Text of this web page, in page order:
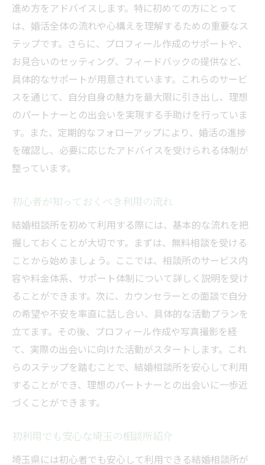
安心のための相談所選びの重要ポイント
初めての相談所利用での安心ポイント
埼玉での安心できる相談所活用法
結婚相談所初心者が埼玉で成功するための鍵
初心者が埼玉で成功するためのポイント
結婚相談所での成功体験談を紹介
成功に導く相談所活用テクニック
埼玉の相談所で学ぶ成功の秘訣
初心者が結果を出すための相談所活用法
進め方をアドバイスします。特に初めての方にとって
は、婚活全体の流れや心構えを理解するための重要なス
テップです。さらに、プロフィール作成のサポートや、
お見合いのセッティング、フィードバックの提供など、
具体的なサポートが用意されています。これらのサービ
スを通じて、自分自身の魅力を最大限に引き出し、理想
のパートナーとの出会いを実現する手助けを行っていま
す。また、定期的なフォローアップにより、婚活の進捗
を確認し、必要に応じたアドバイスを受けられる体制が
整っています。
初心者が知っておくべき利用の流れ
結婚相談所を初めて利用する際には、基本的な流れを把
握しておくことが大切です。まずは、無料相談を受ける
ことから始めましょう。ここでは、相談所のサービス内
容や料金体系、サポート体制について詳しく説明を受け
ることができます。次に、カウンセラーとの面談で自分
の希望や不安を率直に話し合い、具体的な活動プランを
立てます。その後、プロフィール作成や写真撮影を経
て、実際の出会いに向けた活動がスタートします。これ
らのステップを踏むことで、結婚相談所を安心して利用
することができ、理想のパートナーとの出会いに一歩近
づくことができます。
初利用でも安心な埼玉の相談所紹介
埼玉県には初心者でも安心して利用できる結婚相談所が